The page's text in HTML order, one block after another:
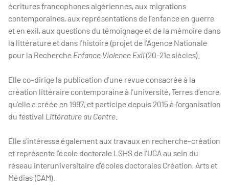
écritures francophones algériennes, aux migrations
contemporaines, aux représentations de l’enfance en guerre
et en exil, aux questions du témoignage et de la mémoire dans
la littérature et dans l’histoire (projet de l’Agence Nationale
pour la Recherche Enfance Violence Exil(20-21e siècles).
Elle co-dirige la publication d’une revue consacrée à la
création littéraire contemporaine à l’université, Terres d’encre,
qu’elle a créée en 1997, et participe depuis 2015 à l’organisation
du festival Littérature au Centre
Elle s’intéresse également aux travaux en recherche-création
et représente l’école doctorale LSHS de l’UCA au sein du
réseau interuniversitaire d’écoles doctorales Création, Arts et
Médias (CAM).